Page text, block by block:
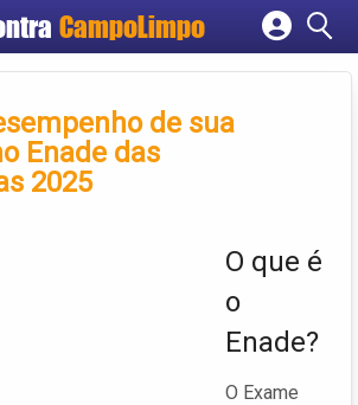
CampoLimpo
Cadastrar empresa
Criar contade sua
Enade das
2025
O que é
o
Enade?
O Exame